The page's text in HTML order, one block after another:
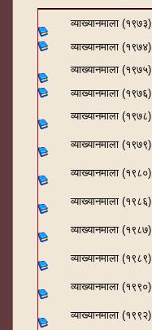
व्याख्यानमाला (१९७३)
व्याख्यानमाला (१९७४)
व्याख्यानमाला (१९७५)
व्याख्यानमाला (१९७६)
व्याख्यानमाला (१९७८)
व्याख्यानमाला (१९७९)
व्याख्यानमाला (१९८०)
व्याख्यानमाला (१९८६)
व्याख्यानमाला (१९८७)
व्याख्यानमाला (१९८९)
व्याख्यानमाला (१९९०)
व्याख्यानमाला (१९९२)